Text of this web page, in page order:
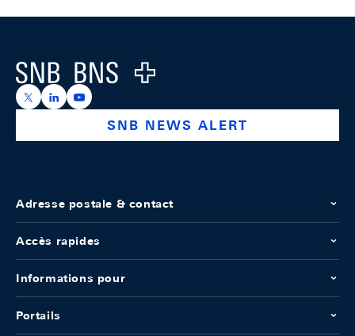
Logo
https://x.com/snb_bns
https://ch.linkedin.com/company/swiss-national-
https://www.youtube.com/@swissnationalbank
SNB NEWS ALERT
Adresse postale & contact
Accès rapides
Informations pour
Portails